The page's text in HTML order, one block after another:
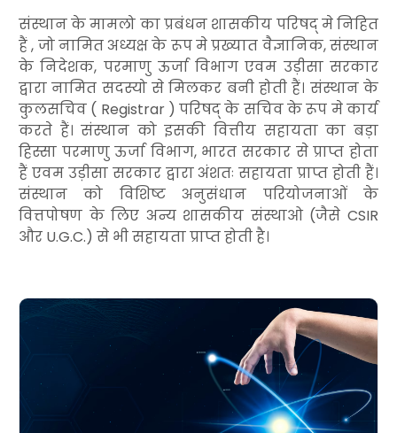
संस्थान के मामलो का प्रबंधन शासकीय परिषद् मे निहित
हैं , जो नामित अध्यक्ष के रूप मे प्रख्यात वैज्ञानिक, संस्थान
के निदेशक, परमाणु ऊर्जा विभाग एवम उड़ीसा सरकार
द्वारा नामित सदस्यो से मिलकर बनी होती हैं। संस्थान के
कुलसचिव ( Registrar ) परिषद् के सचिव के रूप मे कार्य
करते हैं। संस्थान को इसकी वित्तीय सहायता का बड़ा
हिस्सा परमाणु ऊर्जा विभाग, भारत सरकार से प्राप्त होता
हैं एवम उड़ीसा सरकार द्वारा अंशतः सहायता प्राप्त होती हैं।
संस्थान को विशिष्ट अनुसंधान परियोजनाओं के
वित्तपोषण के लिए अन्य शासकीय संस्थाओ (जैसे CSIR
और U.G.C.) से भी सहायता प्राप्त होती है।